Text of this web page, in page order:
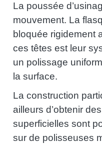
La poussée
mouvement. La
bloquée rigidement
ces têtes est leur
un polissage
la surface.
La construction
ailleurs d’obtenir
superficielles sont
sur de polisseuses